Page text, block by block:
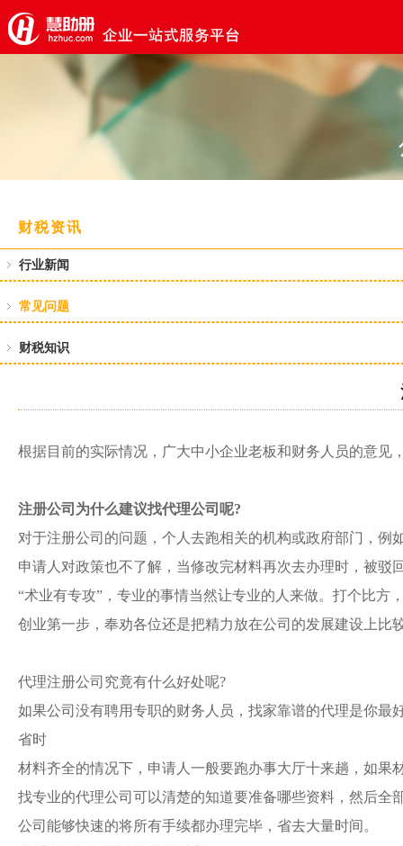
财税资讯
行业新闻
常见问题
财税知识
根据目前的实际情况，广大中小企业老板和财务人员的意见
注册公司为什么建议找代理公司呢?
对于注册公司的问题，个人去跑相关的机构或政府部门，
申请人对政策也不了解，当修改完材料再次去办理时，被驳
“术业有专攻”，专业的事情当然让专业的人来做。打个比
创业第一步，奉劝各位还是把精力放在公司的发展建设上比
代理注册公司究竟有什么好处呢?
如果公司没有聘用专职的财务人员，找家靠谱的代理是你最
省时
材料齐全的情况下，申请人一般要跑办事大厅十来趟，如果
找专业的代理公司可以清楚的知道要准备哪些资料，然后
公司能够快速的将所有手续都办理完毕，省去大量时间。